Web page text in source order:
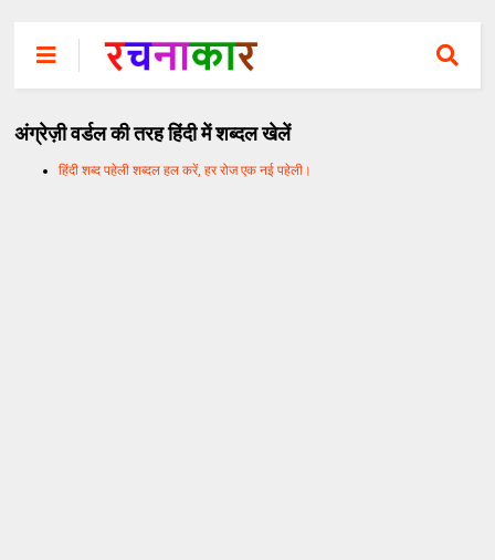
अंग्रेज़ी वर्डल की तरह हिंदी में शब्दल खेलें
हिंदी शब्द पहेली शब्दल हल करें, हर रोज एक नई पहेली।